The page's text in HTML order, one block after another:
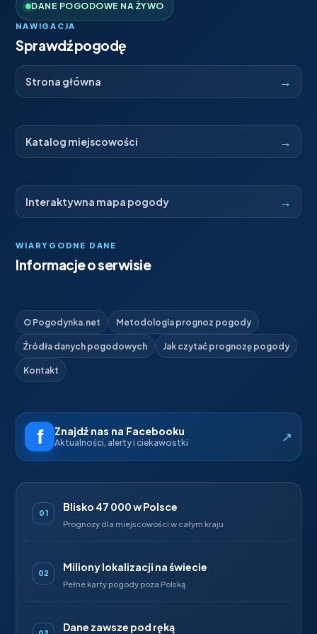
DANE POGODOWE NA ŻYWO
NAWIGACJA
Sprawdź pogodę
Strona główna →
Katalog miejscowości →
Interaktywna mapa pogody →
WIARYGODNE DANE
Informacje o serwisie
O Pogodynka.net Metodologia prognoz pogody
Źródła danych pogodowych Jak czytać prognozę pogody
Kontakt
Znajdź nas na Facebooku
Aktualności, alerty i ciekawostki ↗
01 Blisko 47 000 w Polsce
Prognozy dla miejscowości w całym kraju
02 Miliony lokalizacji na świecie
Pełne karty pogody poza Polską
Dane zawsze pod ręką